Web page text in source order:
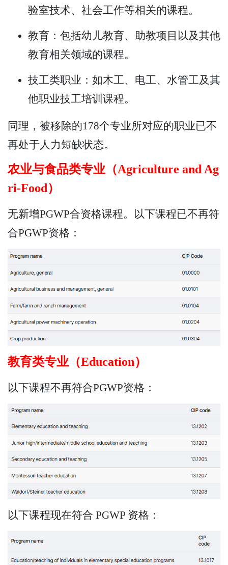
验室技术、社会工作等相关的课程。
教育：包括幼儿教育、助教项目以及其他
教育相关领域的课程。
技工类职业：如木工、电工、水管工及其
他职业技工培训课程。
同理，被移除的178个专业所对应的职业已不
再处于人力短缺状态。
农业与食品类专业（Agriculture and Ag
ri-Food）
无新增PGWP合资格课程。以下课程已不再符
合PGWP资格：
教育类专业（Education）
以下课程不再符合PGWP资格：
以下课程现在符合 PGWP 资格：